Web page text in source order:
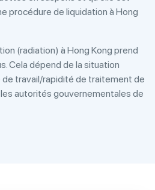
procédure de liquidation à Hong
(radiation) à Hong Kong prend
Cela dépend de la situation
travail/rapidité de traitement de
autorités gouvernementales de